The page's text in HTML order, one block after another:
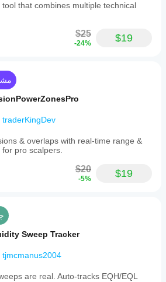
that combines multiple technical
$25
-24% $19
traderKingDev
& overlaps with real-time range &
pro scalpers.
$20
-5% $19
Sweep Tracker
tjmcmanus2004
are real. Auto-tracks EQH/EQL